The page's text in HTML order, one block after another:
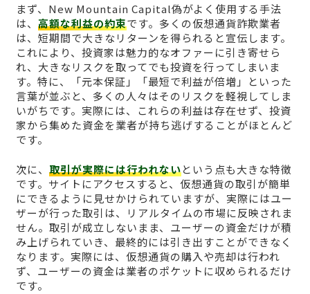
まず、New Mountain Capital偽がよく使用する手法
は、 高額な利益の約束です。多くの仮想通貨詐欺業者
は、短期間で大きなリターンを得られると宣伝します。
これにより、投資家は魅力的なオファーに引き寄せら
れ、大きなリスクを取ってでも投資を行ってしまいま
す。特に、「元本保証」「最短で利益が倍増」といった
言葉が並ぶと、多くの人々はそのリスクを軽視してしま
いがちです。実際には、これらの利益は存在せず、投資
家から集めた資金を業者が持ち逃げすることがほとんど
です。
次に、 取引が実際には行われないという点も大きな特徴
です。サイトにアクセスすると、仮想通貨の取引が簡単
にできるように見せかけられていますが、実際にはユー
ザーが行った取引は、リアルタイムの市場に反映されま
せん。取引が成立しないまま、ユーザーの資金だけが積
み上げられていき、最終的には引き出すことができなく
なります。実際には、仮想通貨の購入や売却は行われ
ず、ユーザーの資金は業者のポケットに収められるだけ
です。